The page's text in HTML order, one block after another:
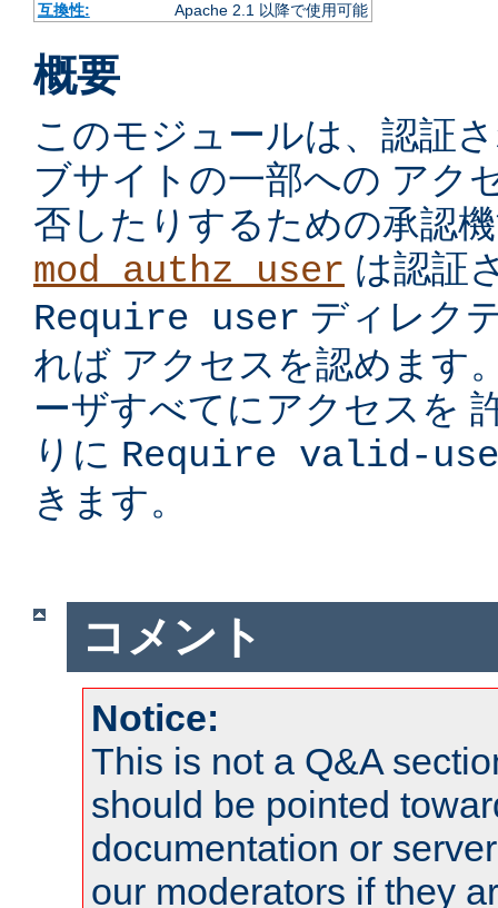
互換性:
Apache 2.1 以降で使用可能
概要
このモジュールは、認証
ブサイトの一部への アク
否したりするための承認
mod_authz_user は認証
Require user ディレク
れば アクセスを認めます
ーザすべてにアクセスを
りに Require valid-
きます。
コメント
Notice:
This is not a Q&A
should be pointed
documentation or
our moderators if they